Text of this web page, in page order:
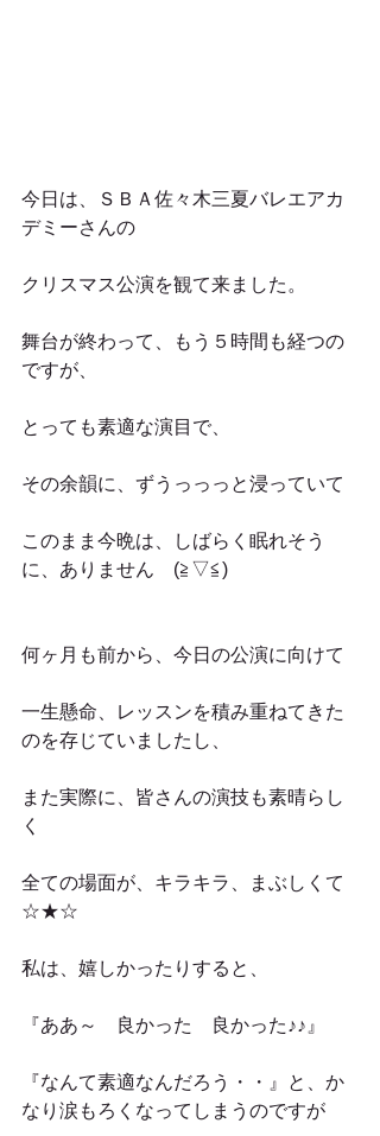
今日は、ＳＢＡ佐々木三夏バレエアカ
デミーさんの
クリスマス公演を観て来ました。
舞台が終わって、もう５時間も経つの
ですが、
とっても素適な演目で、
その余韻に、ずうっっっと浸っていて
このまま今晩は、しばらく眠れそう
に、ありません　(≧▽≦)
何ヶ月も前から、今日の公演に向けて
一生懸命、レッスンを積み重ねてきた
のを存じていましたし、
また実際に、皆さんの演技も素晴らし
く
全ての場面が、キラキラ、まぶしくて
☆★☆
私は、嬉しかったりすると、
『ああ～　良かった　良かった♪♪』
『なんて素適なんだろう・・』と、か
なり涙もろくなってしまうのですが